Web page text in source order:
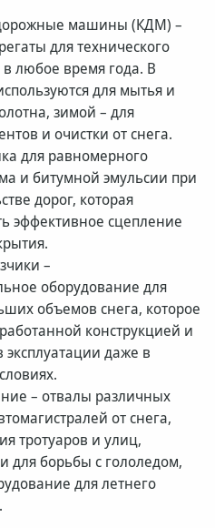
машины (КДМ) –
для технического
любое время года. В
для мытья и
зимой – для
и очистки от снега.
для равномерного
и битумной эмульсии при
дорог, которая
эффективное сцепление
–
оборудование для
объемов снега, которое
конструкцией и
эксплуатации даже в
– отвалы различных
от снега,
тротуаров и улиц,
для борьбы с гололедом,
для летнего